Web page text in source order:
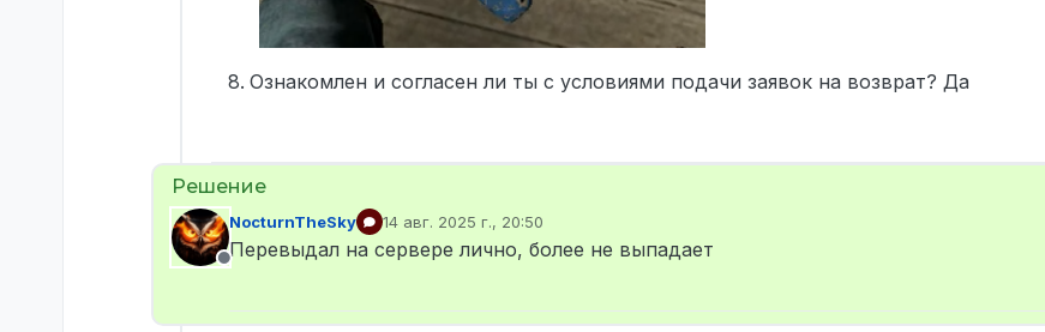
Ознакомлен и согласен ли ты с условиями подачи заявок на возврат? Да
Не в сети
NocturnTheSky 14 авг. 2025 г., 20:50
отредактировано
Перевыдал на сервере лично, более не выпадает